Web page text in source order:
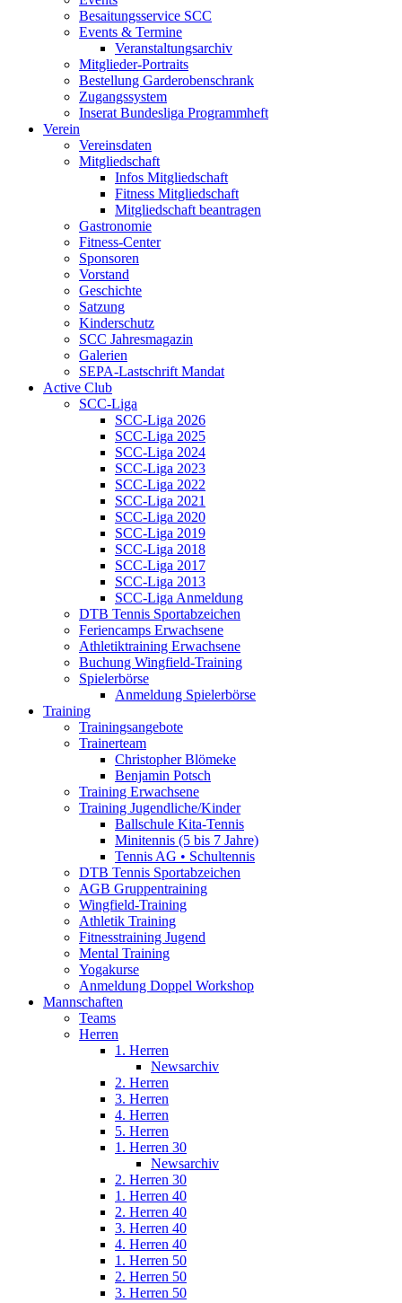
Besaitungsservice SCC
Events & Termine
Veranstaltungsarchiv
Mitglieder-Portraits
Bestellung Garderobenschrank
Zugangssystem
Inserat Bundesliga Programmheft
Verein
Vereinsdaten
Mitgliedschaft
Infos Mitgliedschaft
Fitness Mitgliedschaft
Mitgliedschaft beantragen
Gastronomie
Fitness-Center
Sponsoren
Vorstand
Geschichte
Satzung
Kinderschutz
SCC Jahresmagazin
Galerien
SEPA-Lastschrift Mandat
Active Club
SCC-Liga
SCC-Liga 2026
SCC-Liga 2025
SCC-Liga 2024
SCC-Liga 2023
SCC-Liga 2022
SCC-Liga 2021
SCC-Liga 2020
SCC-Liga 2019
SCC-Liga 2018
SCC-Liga 2017
SCC-Liga 2013
SCC-Liga Anmeldung
DTB Tennis Sportabzeichen
Feriencamps Erwachsene
Athletiktraining Erwachsene
Buchung Wingfield-Training
Spielerbörse
Anmeldung Spielerbörse
Training
Trainingsangebote
Trainerteam
Christopher Blömeke
Benjamin Potsch
Training Erwachsene
Training Jugendliche/Kinder
Ballschule Kita-Tennis
Minitennis (5 bis 7 Jahre)
Tennis AG • Schultennis
DTB Tennis Sportabzeichen
AGB Gruppentraining
Wingfield-Training
Athletik Training
Fitnesstraining Jugend
Mental Training
Yogakurse
Anmeldung Doppel Workshop
Mannschaften
Teams
Herren
1. Herren
Newsarchiv
2. Herren
3. Herren
4. Herren
5. Herren
1. Herren 30
Newsarchiv
2. Herren 30
1. Herren 40
2. Herren 40
3. Herren 40
4. Herren 40
1. Herren 50
2. Herren 50
3. Herren 50